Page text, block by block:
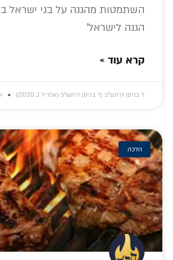
השתמטות מהגנה על בני ישראל
הגנה לישראל'
קרא עוד »
ז׳ בניסן ה׳תש״פ (ז׳ בניסן ה׳תש״פ (אפריל 1, 2020))
הלכה